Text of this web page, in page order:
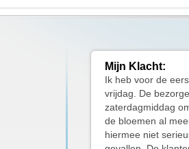
Mijn Klacht:
Ik heb voor de
vrijdag. De
zaterdagmiddag
de bloemen al
hiermee niet